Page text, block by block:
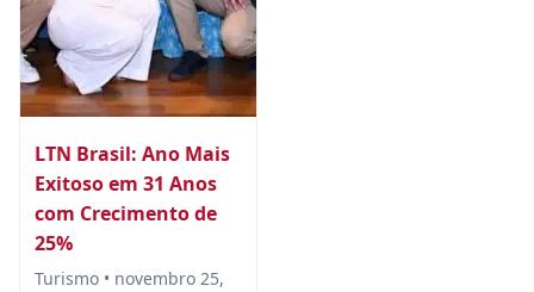
LTN Brasil: Ano Mais
Exitoso em 31 Anos
com Crecimento de
25%
Turismo • novembro 25,